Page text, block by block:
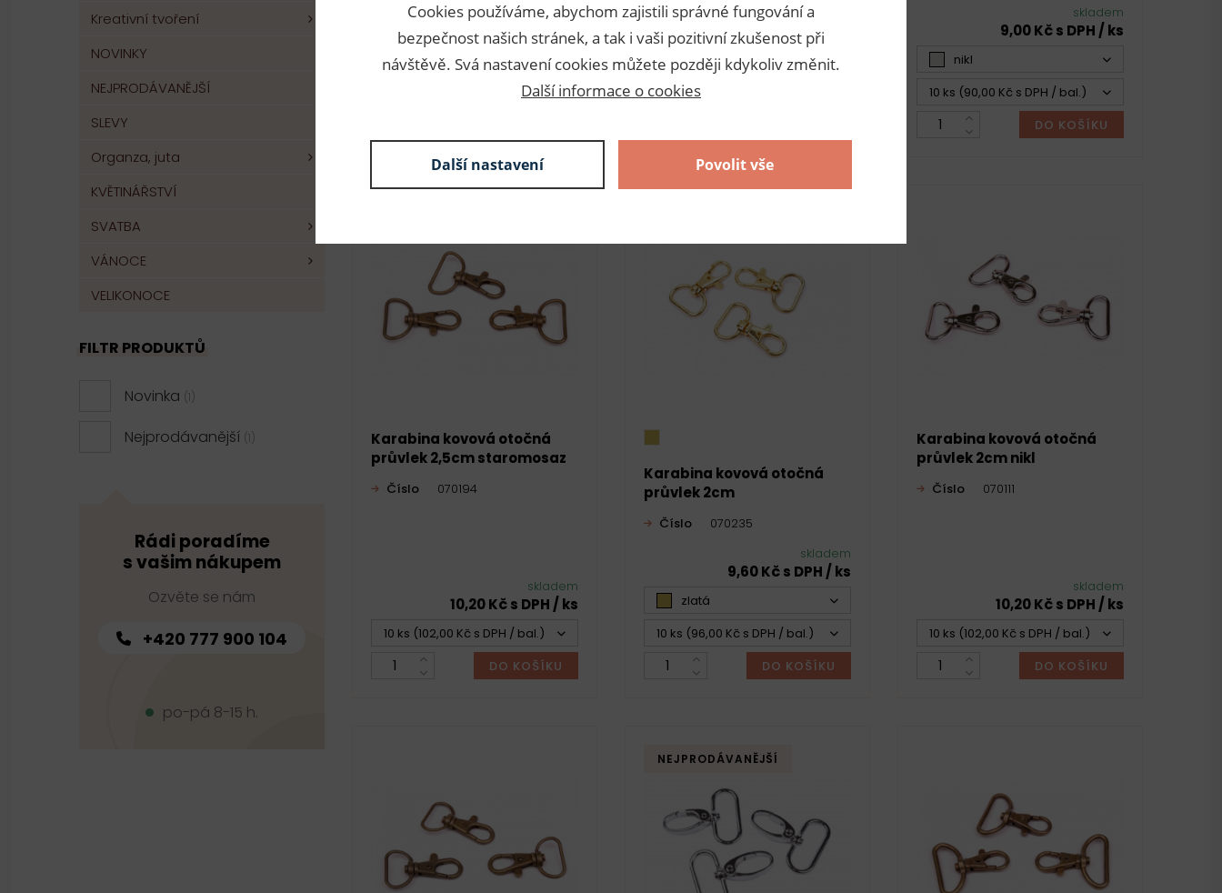
Kreativní tvoření
NOVINKY
NEJPRODÁVANĚJŠÍ
SLEVY
Organza, juta
KVĚTINÁŘSTVÍ
SVATBA
VÁNOCE
VELIKONOCE
FILTR PRODUKTŮ
Novinka (1)
Nejprodávanější (1)
Rádi poradíme
s vašim nákupem
Ozvěte se nám
+420 777 900 104
po-pá 8-15 h.
skladem
9,60 Kč s DPH / ks
nikl
10 ks (96,00 Kč s DPH / bal.)
skladem
7,80 Kč s DPH / ks
černá
10 ks (78,00 Kč s DPH / bal.)
skladem
9,00 Kč s DPH / ks
nikl
10 ks (90,00 Kč s DPH / bal.)
DO KOŠÍKU
Karabina kovová otočná
průvlek 2,5cm staromosaz
Číslo 070194
skladem
10,20 Kč s DPH / ks
10 ks (102,00 Kč s DPH / bal.)
DO KOŠÍKU
Karabina kovová otočná
průvlek 2cm
Číslo
070235
skladem
9,60 Kč s DPH / ks
zlatá
10 ks (96,00 Kč s DPH / bal.)
DO KOŠÍKU
Karabina kovová otočná
průvlek 2cm nikl
Číslo 070111
skladem
10,20 Kč s DPH / ks
10 ks (102,00 Kč s DPH / bal.)
DO KOŠÍKU
NEJPRODÁVANĚJŠÍ
Cookies používáme, abychom zajistili správné fungování a
bezpečnost našich stránek, a tak i vaši pozitivní zkušenost při
návštěvě. Svá nastavení cookies můžete později kdykoliv změnit.
Další informace o cookies
Další nastavení Povolit vše